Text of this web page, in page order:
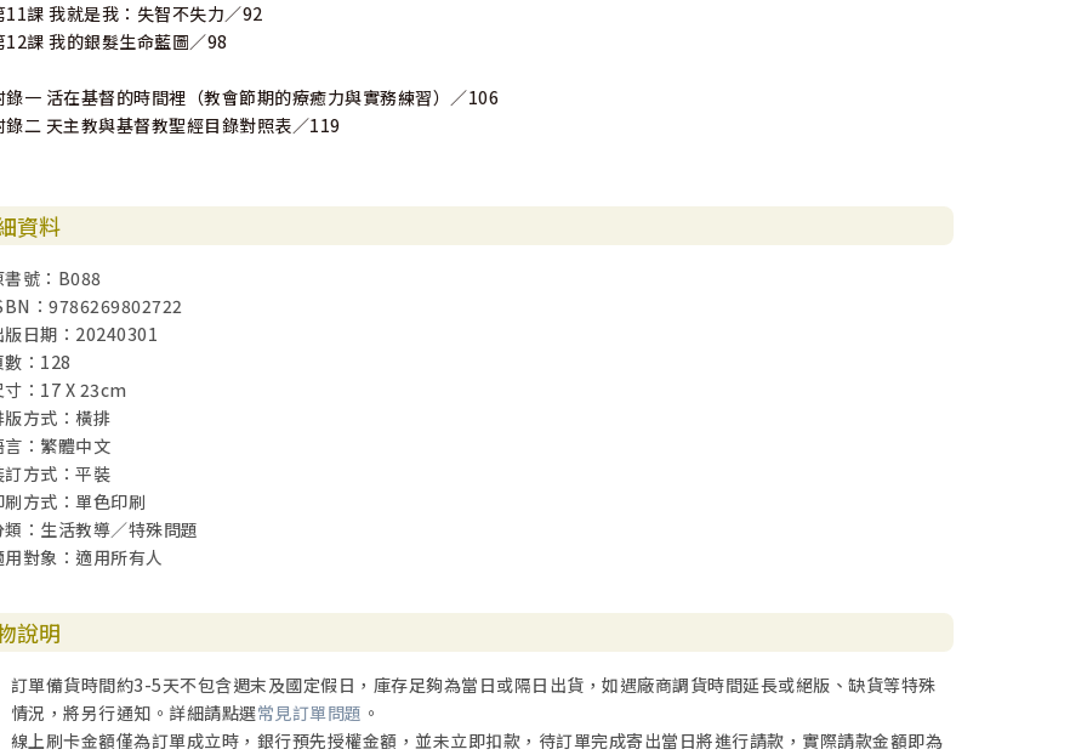
11課 我就是我：失智不失力／92
12課 我的銀髮生命藍圖／98
錄一 活在基督的時間裡（教會節期的療癒力與實務練習）／106
錄二 天主教與基督教聖經目錄對照表／119
資料
書號：B088
：9786269802722
版日期：20240301
數：128
寸：17 X 23cm
版方式：橫排
言：繁體中文
訂方式：平裝
刷方式：單色印刷
類：生活教導／特殊問題
用對象：適用所有人
說明
訂單備貨時間約3-5天不包含週末及國定假日，庫存足夠為當日或隔日出貨，如遇廠商調貨時間延長或絕版、缺貨等特殊
情況，將另行通知。詳細請點選常見訂單問題 。
線上刷卡金額僅為訂單成立時，銀行預先授權金額，並未立即扣款，待訂單完成寄出當日將進行請款，實際請款金額即為